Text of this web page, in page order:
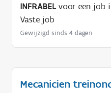
INFRABEL voor een job
Vaste job
Gewijzigd sinds 4 dagen
Mecanicien